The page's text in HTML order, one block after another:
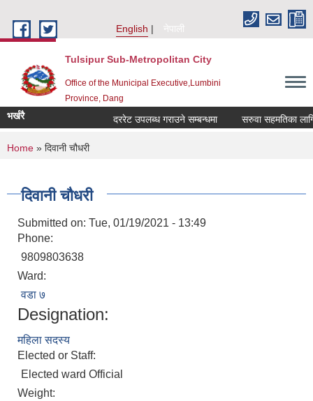
English
नेपाली
Tulsipur Sub-Metropolitan City
Office of the Municipal Executive,Lumbini
Province, Dang
भर्खरै दररेट उपलब्ध गराउने सम्बन्धमा सरुवा सहमतिका लागि
You are here
Home » दिवानी चौधरी
दिवानी चौधरी
Submitted on: Tue, 01/19/2021 - 13:49
Phone:
9809803638
Ward:
वडा ७
Designation:
महिला सदस्य
Elected or Staff:
Elected ward Official
Weight: